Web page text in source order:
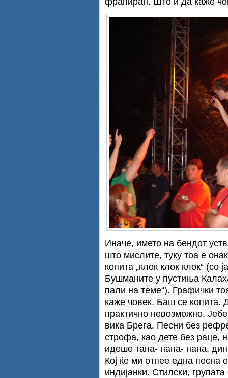
Иначе, името на бендот
што мислите, туку тоа е
копита „клок клок клок“ (со
Бушманите у пустиња
пали на теме“). Графички
каже човек. Баш се копита.
практично невозможно.
вика Брега. Песни без
строфа, као дете без раце,
идеше тана- нана- нана,
Кој ќе ми отпее една песна
индијанки. Стилски,